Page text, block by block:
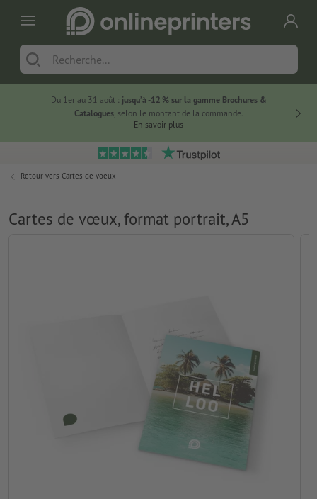
Du 1er au 31 août : jusqu’à -12 % sur la gamme Brochures &
Catalogues, selon le montant de la commande.
En savoir plus
Retour vers Cartes de voeux
Cartes de vœux, format portrait, A5